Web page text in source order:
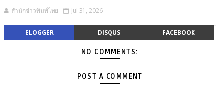
สำนักข่าวพิมพ์ไทย Jul 31, 2026
BLOGGER DISQUS FACEBOOK
NO COMMENTS:
POST A COMMENT